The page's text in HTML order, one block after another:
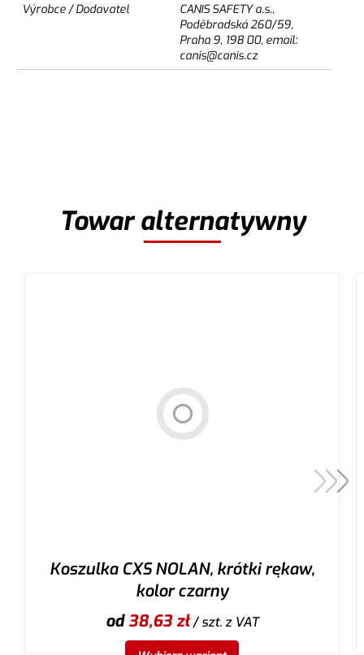
Výrobce / Dodavatel
CANIS SAFETY a.s.,
Poděbradská 260/59,
Praha 9, 198 00, email:
canis@canis.cz
Towar alternatywny
Koszulka CXS NOLAN, krótki rękaw,
kolor czarny
od38,63zł/ szt.z VAT